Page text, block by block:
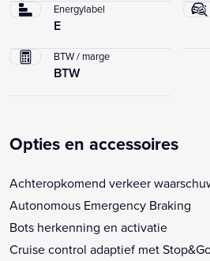
Energylabel
E
BTW / marge
BTW
Opties en accessoires
Achteropkomend verkeer
Autonomous Emergency Braking
Bots herkenning en activatie
Cruise control adaptief met